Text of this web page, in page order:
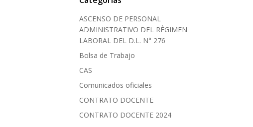
ASCENSO DE PERSONAL
ADMINISTRATIVO DEL RÈGIMEN
LABORAL DEL D.L. N° 276
Bolsa de Trabajo
CAS
Comunicados oficiales
CONTRATO DOCENTE
CONTRATO DOCENTE 2024